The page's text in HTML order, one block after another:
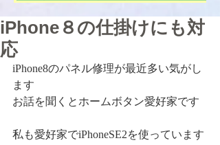
iPhone８の仕掛けにも対
応
iPhone8のパネル修理が最近多い気がし
ます
お話を聞くとホームボタン愛好家です
私も愛好家でiPhoneSE2を使っています